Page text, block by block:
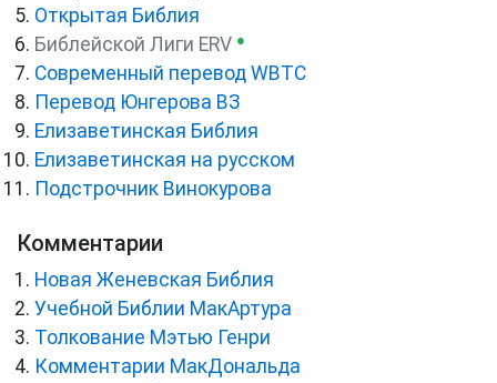
Открытая Библия
Библейской Лиги ERV ●
Cовременный перевод WBTC
Перевод Юнгерова ВЗ
Елизаветинская Библия
Елизаветинская на русском
Подстрочник Винокурова
Комментарии
Новая Женевская Библия
Учебной Библии МакАртура
Толкование Мэтью Генри
Комментарии МакДональда